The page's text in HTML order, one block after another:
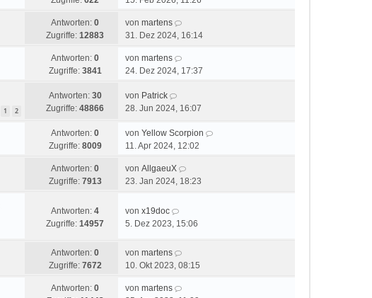
Antworten: 0
Zugriffe: 12883
von martens
31. Dez 2024, 16:14
Antworten: 0
Zugriffe: 3841
von martens
24. Dez 2024, 17:37
1 2
Antworten: 30
Zugriffe: 48866
von Patrick
28. Jun 2024, 16:07
Antworten: 0
Zugriffe: 8009
von Yellow Scorpion
11. Apr 2024, 12:02
Antworten: 0
Zugriffe: 7913
von AllgaeuX
23. Jan 2024, 18:23
Antworten: 4
Zugriffe: 14957
von x19doc
5. Dez 2023, 15:06
Antworten: 0
Zugriffe: 7672
von martens
10. Okt 2023, 08:15
Antworten: 0
von martens